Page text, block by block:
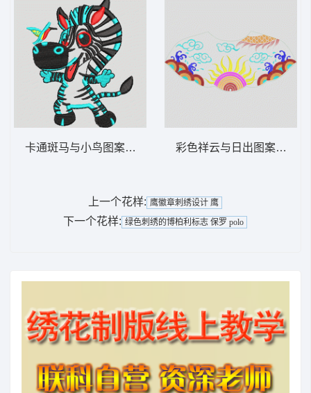
卡通斑马与小鸟图案 马 斑马 彩色祥云与日出图案 戏服
上一个花样: 鹰徽章刺绣设计 鹰
下一个花样: 绿色刺绣的博柏利标志 保罗 polo